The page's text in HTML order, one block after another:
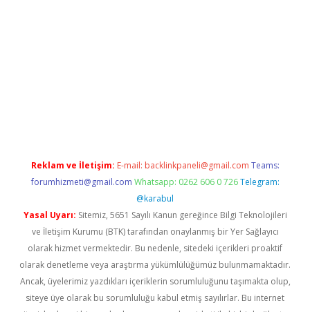
Reklam ve İletişim: E-mail: backlinkpaneli@gmail.com Teams:
forumhizmeti@gmail.com Whatsapp: 0262 606 0 726 Telegram:
@karabul
Yasal Uyarı: Sitemiz, 5651 Sayılı Kanun gereğince Bilgi Teknolojileri
ve İletişim Kurumu (BTK) tarafından onaylanmış bir Yer Sağlayıcı
olarak hizmet vermektedir. Bu nedenle, sitedeki içerikleri proaktif
olarak denetleme veya araştırma yükümlülüğümüz bulunmamaktadır.
Ancak, üyelerimiz yazdıkları içeriklerin sorumluluğunu taşımakta olup,
siteye üye olarak bu sorumluluğu kabul etmiş sayılırlar. Bu internet